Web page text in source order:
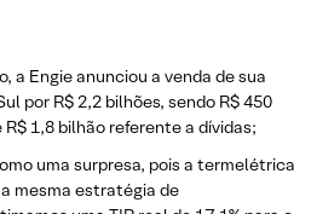
a Engie anunciou a venda de sua
por R$ 2,2 bilhões, sendo R$ 450
1,8 bilhão referente a dívidas;
uma surpresa, pois a termelétrica
mesma estratégia de